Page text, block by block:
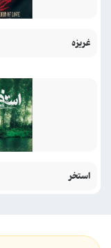
غریزه
استخر